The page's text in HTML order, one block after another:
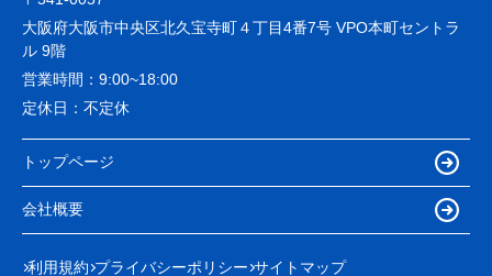
大阪府大阪市中央区北久宝寺町４丁目4番7号 VPO本町セントラ
ル 9階
営業時間： 9:00~18:00
定休日： 不定休
トップページ
会社概要
利用規約 プライバシーポリシー サイトマップ